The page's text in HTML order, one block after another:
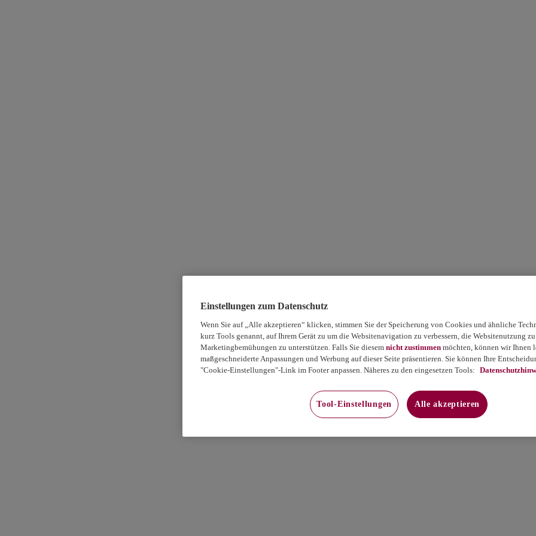
Einstellungen zum Datenschutz
Wenn Sie auf „Alle akzeptieren“ klicken, stimmen Sie der Speicherung von Cookies und ähnliche
kurz Tools genannt, auf Ihrem Gerät zu um die Websitenavigation zu verbessern, die Websitenutzung
Marketingbemühungen zu unterstützen. Falls Sie diesem nicht zustimmen möchten, können wir Ihnen
maßgeschneiderte Anpassungen und Werbung auf dieser Seite präsentieren. Sie können Ihre
"Cookie-Einstellungen"-Link im Footer anpassen. Näheres zu den eingesetzen Tools:
Tool-Einstellungen Alle akzeptieren